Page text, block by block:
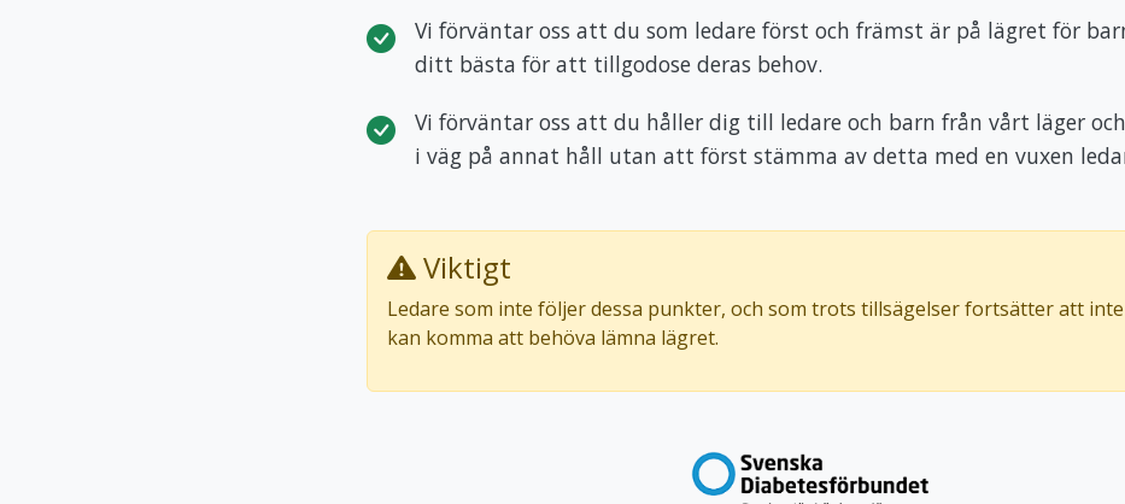
Vi förväntar oss att du som ledare först och främst är på lägret för
ditt bästa för att tillgodose deras behov.
Vi förväntar oss att du håller dig till ledare och barn från vårt läger
i väg på annat håll utan att först stämma av detta med en vuxen
Viktigt
Ledare som inte följer dessa punkter, och som trots tillsägelser fortsätter att
kan komma att behöva lämna lägret.